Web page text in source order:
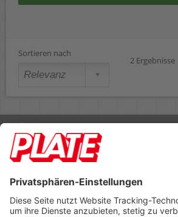
Sortieren nach
2 Ergebnisse
Rufen Sie uns an 04298 401-0
Lieferbedingungen Impressum
Footer anzeigen
PLATE Büromaterial Vertriebs GmbH